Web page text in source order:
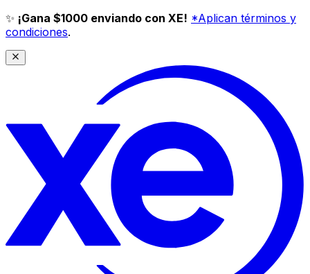
✨ ¡Gana $1000 enviando con XE! *Aplican términos y
condiciones.